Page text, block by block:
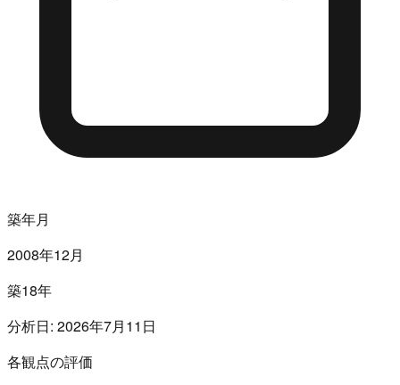
築年月
2008年12月
築18年
分析日: 2026年7月11日
各観点の評価